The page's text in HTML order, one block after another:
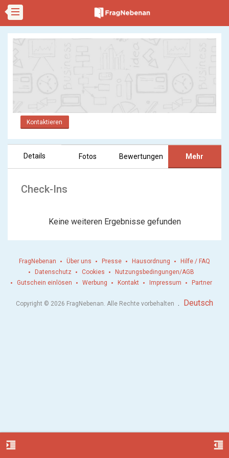
Kontaktieren
Details Fotos Bewertungen Mehr
Check-Ins
Keine weiteren Ergebnisse gefunden
format_indent_increase format_indent_decrease
FragNebenan Über uns Presse Hausordnung
Hilfe / FAQ
Datenschutz
Cookies
Nutzungsbedingungen/AGB
Gutschein einlösen
Werbung Kontakt Impressum Partner
Copyright © 2026 FragNebenan. Alle Rechte vorbehalten . Deutsch